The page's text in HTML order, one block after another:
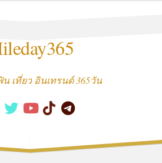
เที่ยว อินเทรนด์ 365วัน